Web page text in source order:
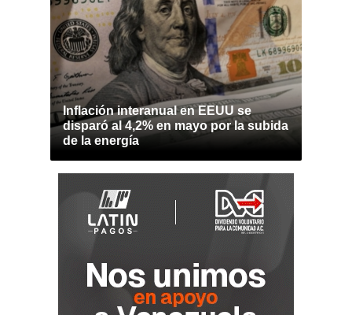
Inflación interanual en EEUU se
disparó al 4,2% en mayo por la subida
de la energía